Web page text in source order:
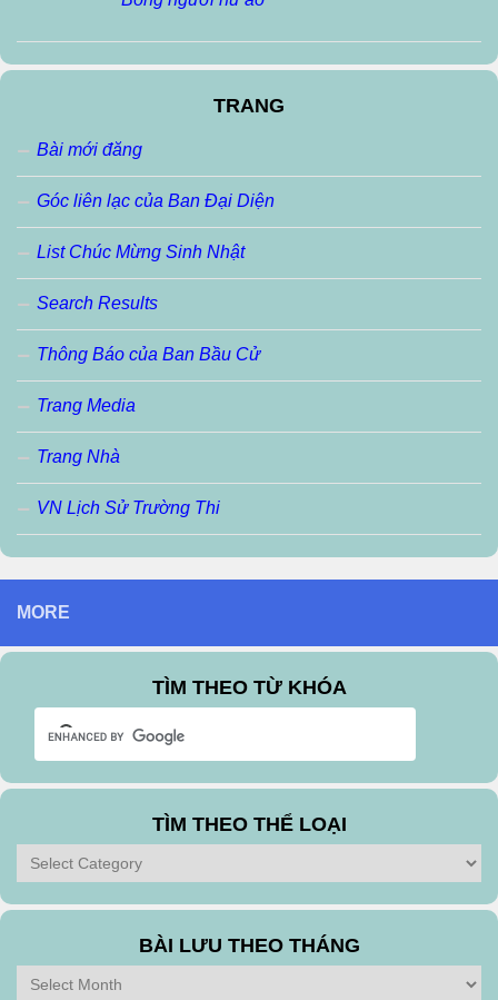
TRANG
Bài mới đăng
Góc liên lạc của Ban Đại Diện
List Chúc Mừng Sinh Nhật
Search Results
Thông Báo của Ban Bầu Cử
Trang Media
Trang Nhà
VN Lịch Sử Trường Thi
MORE
TÌM THEO TỪ KHÓA
TÌM THEO THỂ LOẠI
Tìm
theo
Thể
BÀI LƯU THEO THÁNG
Bài